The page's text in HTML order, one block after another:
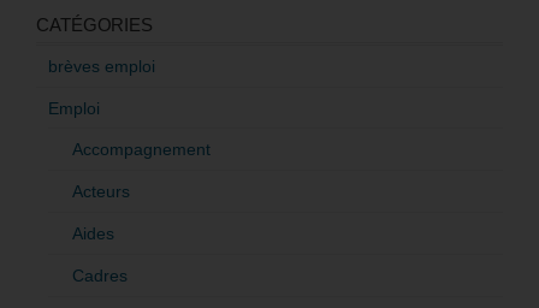
CATÉGORIES
brèves emploi
Emploi
Accompagnement
Acteurs
Aides
Cadres